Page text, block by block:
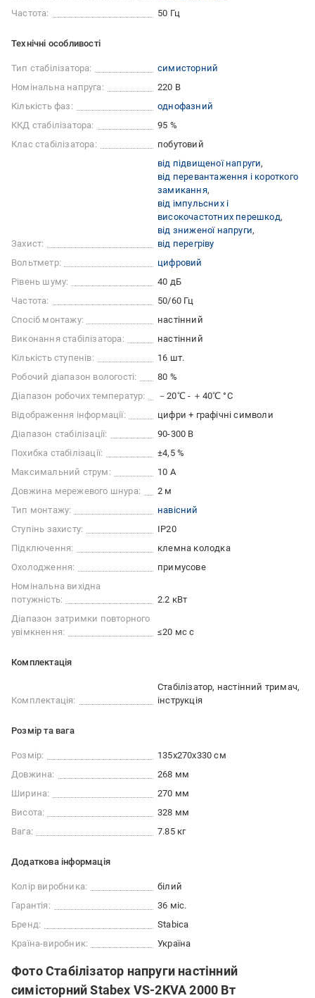
Частота:
50 Гц
Технічні особливості
Тип стабілізатора:
симисторний
Номінальна напруга:
220 В
Кількість фаз:
однофазний
ККД стабілізатора:
95 %
Клас стабілізатора:
побутовий
Захист:
від підвищеної напруги
від перевантаження і короткого
замикання
від імпульсних і
високочастотних перешкод
від зниженої напруги
від перегріву
Вольтметр:
цифровий
Рівень шуму:
40 дБ
Частота:
50/60 Гц
Спосіб монтажу:
настінний
Виконання стабілізатора:
настінний
Кількість ступенів:
16 шт.
Робочий діапазон вологості:
80 %
Діапазон робочих температур:
－20℃ - ＋40℃ °C
Відображення інформації:
цифри + графічні символи
Діапазон стабілізації:
90-300 В
Похибка стабілізації:
±4,5 %
Максимальний струм:
10 А
Довжина мережевого шнура:
2 м
Тип монтажу:
навісний
Ступінь захисту:
IP20
Підключення:
клемна колодка
Охолодження:
примусове
Номінальна вихідна
потужність:
2.2 кВт
Діапазон затримки повторного
увімкнення:
≤20 мс с
Комплектація
Комплектація:
Стабілізатор, настінний тримач,
інструкція
Розмір та вага
Розмір:
135х270х330 см
Довжина:
268 мм
Ширина:
270 мм
Висота:
328 мм
Вага:
7.85 кг
Додаткова інформація
Колір виробника:
білий
Гарантія:
36 міс.
Бренд:
Stabica
Країна-виробник:
Україна
Фото Стабілізатор напруги настінний
симісторний Stabex VS-2KVA 2000 Вт